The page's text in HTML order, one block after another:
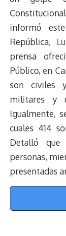
informó
República,
prensa
Público, en
son civiles
militares y
Igualmente,
cuales 414
Detalló
personas,
presentadas